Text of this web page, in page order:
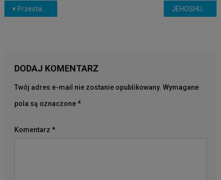
NAWIGACJA
WPISU
Przestań Robić Te Rzeczy Po Dwudziestce
DODAJ KOMENTARZ
Twój adres e-mail nie zostanie opublikowany. Wymagane
pola są oznaczone*
Komentarz *